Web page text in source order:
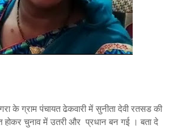
के ग्राम पंचायत ढेकवारी में सुनीता देवी रतसड की
होकर चुनाव में उतरी और प्रधान बन गई । बता दे